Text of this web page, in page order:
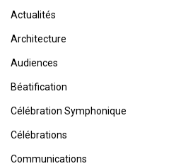
Actualités
Architecture
Audiences
Béatification
Célébration Symphonique
Célébrations
Communications